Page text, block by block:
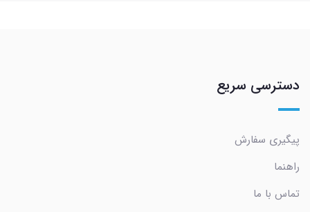
دسترسی سریع
پیگیری سفارش
راهنما
تماس با ما